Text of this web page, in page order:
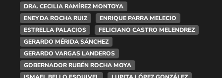
DRA. CECILIA RAMÍREZ MONTOYA
ENEYDA ROCHA RUIZ
ENRIQUE PARRA MELECIO
ESTRELLA PALACIOS
FELICIANO CASTRO MELENDREZ
GERARDO MÉRIDA SÁNCHEZ
GERARDO VARGAS LANDEROS
GOBERNADOR RUBÉN ROCHA MOYA